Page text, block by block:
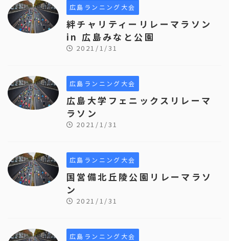
広島ランニング大会
絆チャリティーリレーマラソン
in 広島みなと公園
2021/1/31
広島ランニング大会
広島大学フェニックスリレーマ
ラソン
2021/1/31
広島ランニング大会
国営備北丘陵公園リレーマラソ
ン
2021/1/31
広島ランニング大会